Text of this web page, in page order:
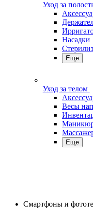
Уход за
Насадки
Еще
Уход за телом
Весы
Еще
Смартфоны и